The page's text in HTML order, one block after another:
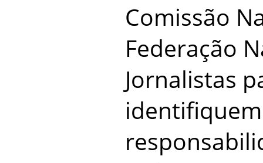
Comissão
Federação
Jornalistas